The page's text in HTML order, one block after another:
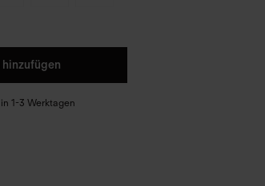
hinzufügen
1-3 Werktagen